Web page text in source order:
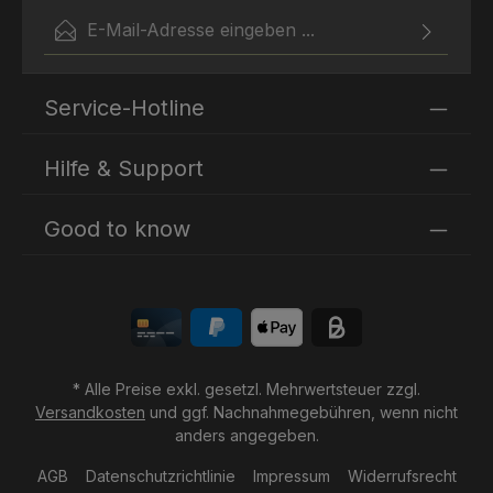
E-Mail-Adresse*
einverstanden.
Pflichtfelder.
Service-Hotline
Hilfe & Support
Good to know
* Alle Preise exkl. gesetzl. Mehrwertsteuer zzgl.
Versandkosten und ggf. Nachnahmegebühren, wenn nicht
anders angegeben.
AGB Datenschutzrichtlinie Impressum Widerrufsrecht